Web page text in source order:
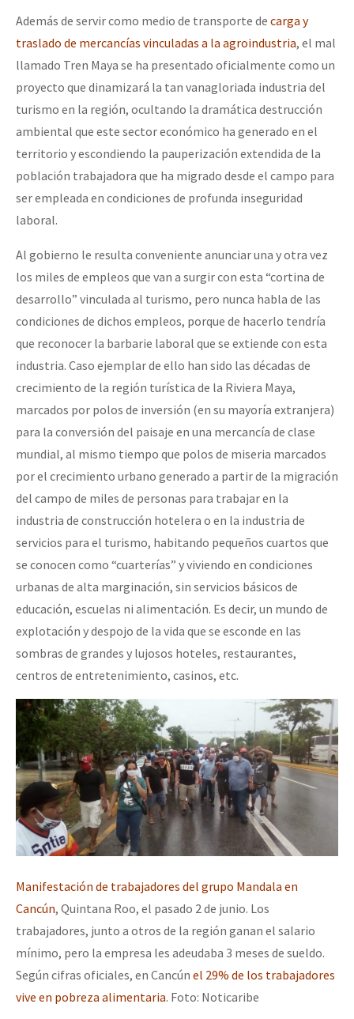
Además de servir como medio de transporte de carga y
traslado de mercancías vinculadas a la agroindustria, el mal
llamado Tren Maya se ha presentado oficialmente como un
proyecto que dinamizará la tan vanagloriada industria del
turismo en la región, ocultando la dramática destrucción
ambiental que este sector económico ha generado en el
territorio y escondiendo la pauperización extendida de la
población trabajadora que ha migrado desde el campo para
ser empleada en condiciones de profunda inseguridad
laboral.
Al gobierno le resulta conveniente anunciar una y otra vez
los miles de empleos que van a surgir con esta “cortina de
desarrollo” vinculada al turismo, pero nunca habla de las
condiciones de dichos empleos, porque de hacerlo tendría
que reconocer la barbarie laboral que se extiende con esta
industria. Caso ejemplar de ello han sido las décadas de
crecimiento de la región turística de la Riviera Maya,
marcados por polos de inversión (en su mayoría extranjera)
para la conversión del paisaje en una mercancía de clase
mundial, al mismo tiempo que polos de miseria marcados
por el crecimiento urbano generado a partir de la migración
del campo de miles de personas para trabajar en la
industria de construcción hotelera o en la industria de
servicios para el turismo, habitando pequeños cuartos que
se conocen como “cuarterías” y viviendo en condiciones
urbanas de alta marginación, sin servicios básicos de
educación, escuelas ni alimentación. Es decir, un mundo de
explotación y despojo de la vida que se esconde en las
sombras de grandes y lujosos hoteles, restaurantes,
centros de entretenimiento, casinos, etc.
Manifestación de trabajadores del grupo Mandala en
Cancún, Quintana Roo, el pasado 2 de junio. Los
trabajadores, junto a otros de la región ganan el salario
mínimo, pero la empresa les adeudaba 3 meses de sueldo.
Según cifras oficiales, en Cancún el 29% de los trabajadores
vive en pobreza alimentaria. Foto: Noticaribe